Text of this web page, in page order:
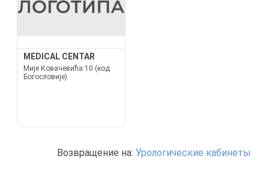
MEDICAL CENTAR
Мије Ковачевића 10 (код
Богословије)
Возвращение на: Урологические кабинеты